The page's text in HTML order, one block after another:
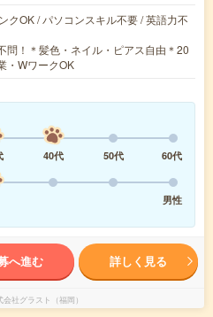
クOK / パソコンスキル不要 / 英語力不
問！＊髪色・ネイル・ピアス自由＊20
・WワークOK
40代 50代
60代
男性
へ進む 詳しく見る
会社グラスト（福岡）